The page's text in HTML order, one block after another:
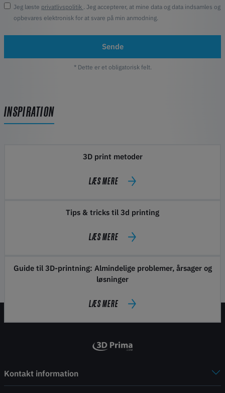
Jeg læste privatlivspolitik
. Jeg accepterer, at mine data og data indsamles og
opbevares elektronisk for at svare på min anmodning.
Sende
* Dette er et obligatorisk felt.
INSPIRATION
3D print metoder
LÆS MERE
Tips & tricks til 3d printing
LÆS MERE
Guide til 3D-printning: Almindelige problemer, årsager og
løsninger
LÆS MERE
Kontakt information